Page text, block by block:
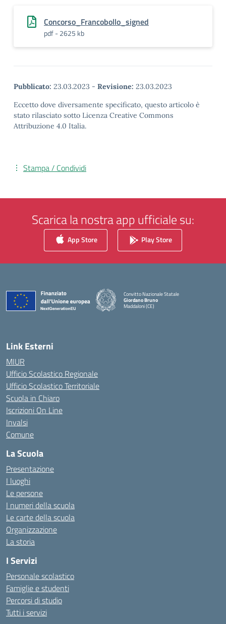
Concorso_Francobollo_signed
pdf - 2625 kb
Pubblicato: 23.03.2023 - Revisione: 23.03.2023
Eccetto dove diversamente specificato, questo articolo è
stato rilasciato sotto Licenza Creative Commons
Attribuzione 4.0 Italia.
Stampa / Condividi
Scarica la nostra app ufficiale su:
App Store Play Store
Convitto Nazionale Statale
Giordano Bruno
Maddaloni (CE)
Link Esterni
MIUR
Ufficio Scolastico Regionale
Ufficio Scolastico Territoriale
Scuola in Chiaro
Iscrizioni On Line
Invalsi
Comune
La Scuola
Presentazione
I luoghi
Le persone
I numeri della scuola
Le carte della scuola
Organizzazione
La storia
I Servizi
Personale scolastico
Famiglie e studenti
Percorsi di studio
Tutti i servizi